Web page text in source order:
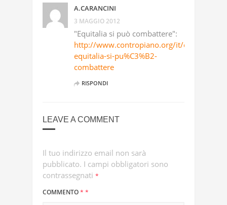
A.CARANCINI
3 MAGGIO 2012
"Equitalia si può combattere":
http://www.contropiano.org/it/economia/
equitalia-si-pu%C3%B2-
combattere
RISPONDI
LEAVE A COMMENT
Il tuo indirizzo email non sarà
pubblicato. I campi obbligatori sono
contrassegnati *
COMMENTO* *